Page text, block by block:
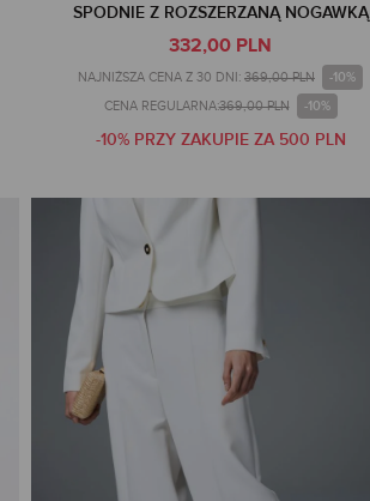
SPODNIE Z ROZSZERZANĄ NOGAWKĄ
332,00 PLN
NAJNIŻSZA CENA Z 30 DNI: 369,00 PLN -10%
CENA REGULARNA:369,00 PLN -10%
-10% PRZY ZAKUPIE ZA 500 PLN